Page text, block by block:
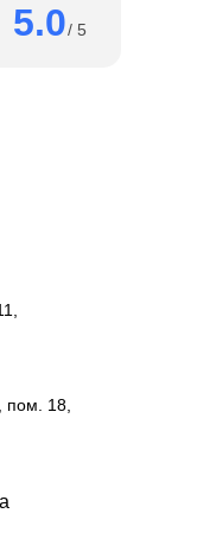
5.0/ 5
пом. 18,